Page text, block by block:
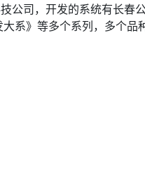
公司，开发的系统有长
系》等多个系列，多个品